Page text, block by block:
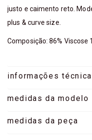
justo e caimento reto.
plus & curve size.
Composição: 86% Viscose
informações
medidas da modelo
medidas da peça